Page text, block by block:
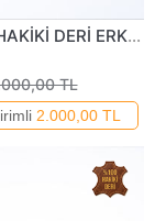
LİZSHOE HAKİKİ DERİ ERKEK GÜNLÜK BOT PİK 700122K
TL
2.000,00 TL